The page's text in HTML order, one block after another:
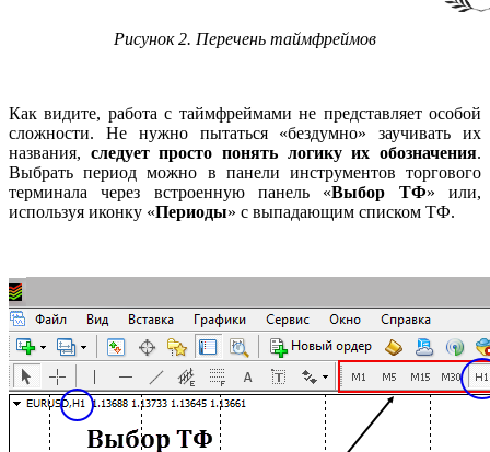
Рисунок 2. Перечень таймфреймов
Как видите, работа с таймфреймами не представляет особой
сложности. Не нужно пытаться «бездумно» заучивать их
названия, следует просто понять логику их обозначения.
Выбрать период можно в панели инструментов торгового
терминала через встроенную панель «Выбор ТФ» или,
используя иконку «Периоды» с выпадающим списком ТФ.